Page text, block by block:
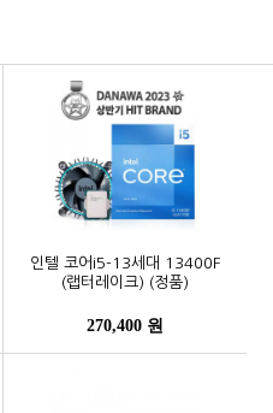
인텔 코어i5-13세대 13400F
(랩터레이크) (정품)
270,400 원